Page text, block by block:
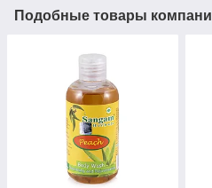
Подобные товары